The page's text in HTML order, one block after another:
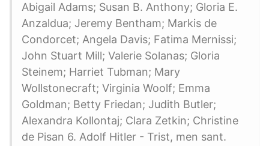
Abigail Adams; Susan B. Anthony; Gloria E.
Anzaldua; Jeremy Bentham; Markis de
Condorcet; Angela Davis; Fatima Mernissi;
John Stuart Mill; Valerie Solanas; Gloria
Steinem; Harriet Tubman; Mary
Wollstonecraft; Virginia Woolf; Emma
Goldman; Betty Friedan; Judith Butler;
Alexandra Kollontaj; Clara Zetkin; Christine
de Pisan 6. Adolf Hitler - Trist, men sant.